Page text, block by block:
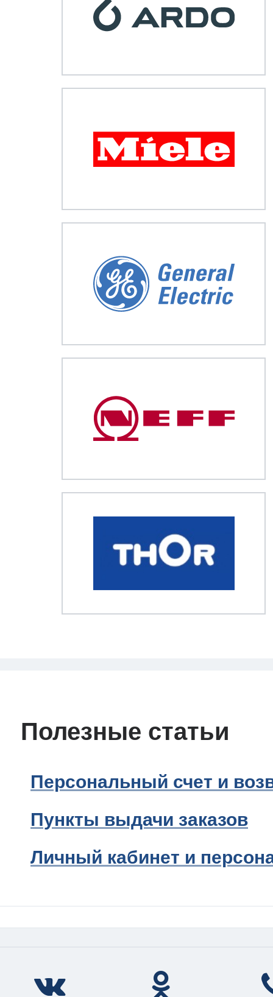
Полезные статьи
Персональный счет и
Пункты выдачи заказов
Личный кабинет и